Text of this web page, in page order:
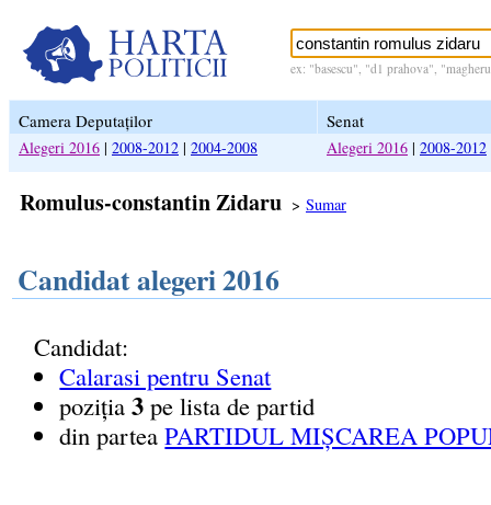
ex: "basescu", "d1 prahova",
Camera Deputaților Senat
Alegeri 2016 | 2008-2012 | 2004-2008 Alegeri 2016 | 2008-2012
Romulus-constantin Zidaru > Sumar
Candidat alegeri 2016
Candidat:
Calarasi pentru Senat
poziția3 pe lista de partid
din parteaPARTIDUL MIȘCAREA